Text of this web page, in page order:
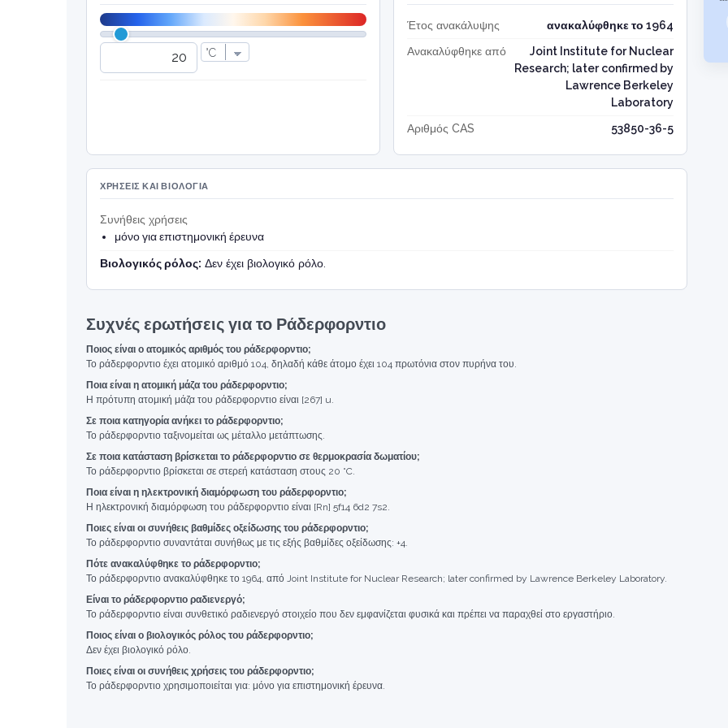
Έτος ανακάλυψης
ανακαλύφθηκε το 1964
Ανακαλύφθηκε από
Joint Institute for Nuclear
Research; later confirmed by
Lawrence Berkeley
Laboratory
Αριθμός CAS
53850-36-5
ΧΡΉΣΕΙΣ ΚΑΙ ΒΙΟΛΟΓΊΑ
Συνήθεις χρήσεις
μόνο για επιστημονική έρευνα
Βιολογικός ρόλος: Δεν έχει βιολογικό ρόλο.
Συχνές ερωτήσεις για το Ράδερφορντιο
Ποιος είναι ο ατομικός αριθμός του ράδερφορντιο;
Το ράδερφορντιο έχει ατομικό αριθμό 104, δηλαδή κάθε άτομο έχει 104 πρωτόνια στον πυρήνα του.
Ποια είναι η ατομική μάζα του ράδερφορντιο;
Η πρότυπη ατομική μάζα του ράδερφορντιο είναι [267] u.
Σε ποια κατηγορία ανήκει το ράδερφορντιο;
Το ράδερφορντιο ταξινομείται ως μέταλλο μετάπτωσης.
Σε ποια κατάσταση βρίσκεται το ράδερφορντιο σε θερμοκρασία δωματίου;
Το ράδερφορντιο βρίσκεται σε στερεή κατάσταση στους 20 °C.
Ποια είναι η ηλεκτρονική διαμόρφωση του ράδερφορντιο;
Η ηλεκτρονική διαμόρφωση του ράδερφορντιο είναι [Rn] 5f14 6d2 7s2.
Ποιες είναι οι συνήθεις βαθμίδες οξείδωσης του ράδερφορντιο;
Το ράδερφορντιο συναντάται συνήθως με τις εξής βαθμίδες οξείδωσης: +4.
Πότε ανακαλύφθηκε το ράδερφορντιο;
Το ράδερφορντιο ανακαλύφθηκε το 1964, από Joint Institute for Nuclear Research; later confirmed by Lawrence Berkeley Laboratory.
Είναι το ράδερφορντιο ραδιενεργό;
Το ράδερφορντιο είναι συνθετικό ραδιενεργό στοιχείο που δεν εμφανίζεται φυσικά και πρέπει να παραχθεί στο εργαστήριο.
Ποιος είναι ο βιολογικός ρόλος του ράδερφορντιο;
Δεν έχει βιολογικό ρόλο.
Ποιες είναι οι συνήθεις χρήσεις του ράδερφορντιο;
Το ράδερφορντιο χρησιμοποιείται για: μόνο για επιστημονική έρευνα.